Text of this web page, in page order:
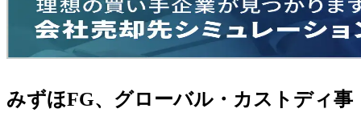
みずほFG、グローバル・カストディ事